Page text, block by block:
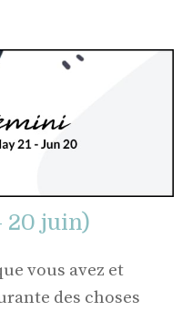
20 juin)
vous avez et
des choses